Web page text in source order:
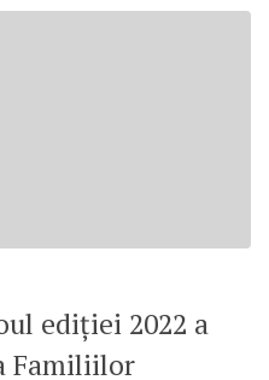
ediției 2022 a
Familiilor